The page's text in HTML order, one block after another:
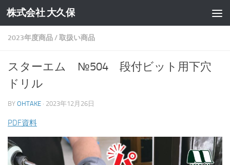
コンテンツへスキップ
株式会社 大久保
2023年度商品/取扱い商品
スターエム №504 段付ビット用下穴
ドリル
BY OHTAKE · 2023年12月26日
PDF資料